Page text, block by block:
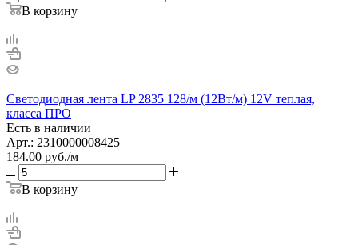
В корзину
Светодиодная лента LP 2835 128/м (12Вт/м) 12V теплая,
класса ПРО
Есть в наличии
Арт.: 2310000008425
184.00 руб./м
В корзину